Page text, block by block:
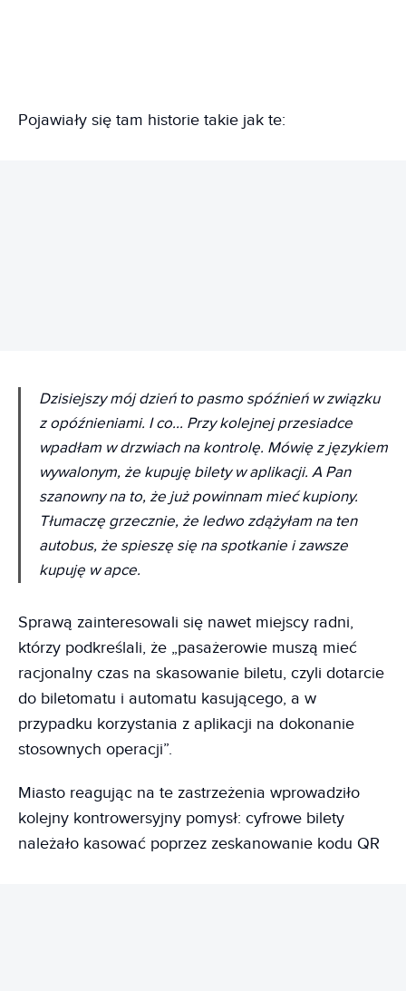
Pojawiały się tam historie takie jak te:
Dzisiejszy mój dzień to pasmo spóźnień w związku
z opóźnieniami. I co... Przy kolejnej przesiadce
wpadłam w drzwiach na kontrolę. Mówię z językiem
wywalonym, że kupuję bilety w aplikacji. A Pan
szanowny na to, że już powinnam mieć kupiony.
Tłumaczę grzecznie, że ledwo zdążyłam na ten
autobus, że spieszę się na spotkanie i zawsze
kupuję w apce.
Sprawą zainteresowali się nawet miejscy radni,
którzy podkreślali, że „pasażerowie muszą mieć
racjonalny czas na skasowanie biletu, czyli dotarcie
do biletomatu i automatu kasującego, a w
przypadku korzystania z aplikacji na dokonanie
stosownych operacji”.
Miasto reagując na te zastrzeżenia wprowadziło
kolejny kontrowersyjny pomysł: cyfrowe bilety
należało kasować poprzez zeskanowanie kodu QR